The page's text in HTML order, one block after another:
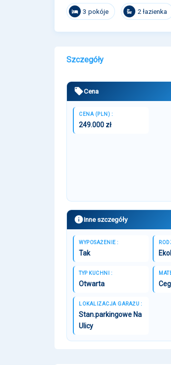
3 pokóje 2 łazienka
Szczegóły
Cena
CENA (PLN) :
249.000 zł
Inne szczegóły
WYPOSAŻENIE :
Tak
TYP KUCHNI :
Otwarta
LOKALIZACJA GARAŻU :
Stan.parkingowe Na
Ulicy